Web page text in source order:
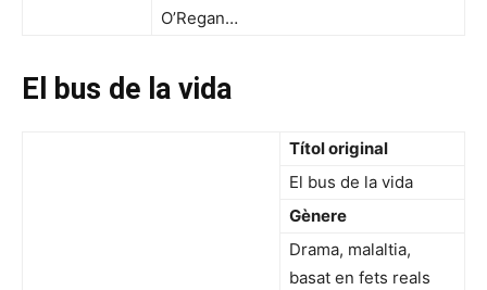
O’Regan…
El bus de la vida
Títol original
El bus de la vida
Gènere
Drama, malaltia,
basat en fets reals